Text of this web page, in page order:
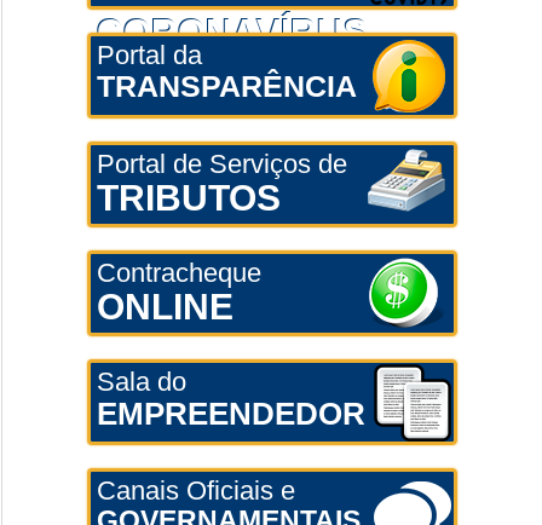
CORONAVÍRUS
Portal da
TRANSPARÊNCIA
Portal de Serviços de
TRIBUTOS
Contracheque
ONLINE
Sala do
EMPREENDEDOR
Canais Oficiais e